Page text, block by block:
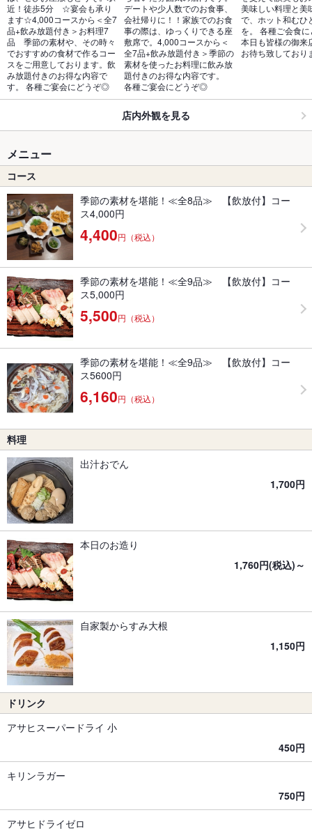
近！徒歩5分　☆宴会も承り
ます☆4,000コースから＜全7
品+飲み放題付き＞お料理7
品　季節の素材や、その時々
でおすすめの食材で作るコー
スをご用意しております。飲
み放題付きのお得な内容で
す。 各種ご宴会にどうぞ◎
デートや少人数でのお食事、
会社帰りに！！家族でのお食
事の際は、ゆっくりできる座
敷席で。4,000コースから＜
全7品+飲み放題付き＞季節の
素材を使ったお料理に飲み放
題付きのお得な内容です。
各種ご宴会にどうぞ◎
美味しい料理と美
で、ホット和むひ
を。 各種ご会食
本日も皆様の御来
お待ち致しており
店内外観を見る
メニュー
コース
季節の素材を堪能！≪全8品≫ 【飲放付】コー
ス4,000円
4,400円（税込）
季節の素材を堪能！≪全9品≫ 【飲放付】コー
ス5,000円
5,500円（税込）
季節の素材を堪能！≪全9品≫ 【飲放付】コー
ス5600円
6,160円（税込）
料理
出汁おでん
1,700円
本日のお造り
1,760円(税込)～
自家製からすみ大根
1,150円
ドリンク
アサヒスーパードライ 小
450円
キリンラガー
750円
アサヒドライゼロ